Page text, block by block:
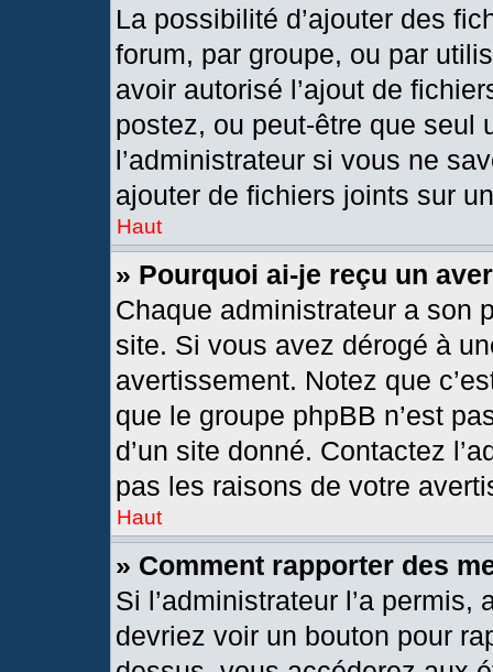
La possibilité d’ajouter des
forum, par groupe, ou par
avoir autorisé l’ajout de
postez, ou peut-être que seul
l’administrateur si vous ne
ajouter de fichiers joints sur
Haut
» Pourquoi ai-je reçu un
Chaque administrateur a son
site. Si vous avez dérogé à
avertissement. Notez que
que le groupe phpBB n’est
d’un site donné. Contactez
pas les raisons de votre
Haut
» Comment rapporter des
Si l’administrateur l’a
devriez voir un bouton pour